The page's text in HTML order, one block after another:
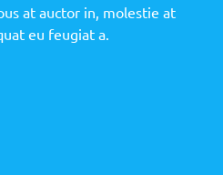
at auctor in, molestie at
eu feugiat a.